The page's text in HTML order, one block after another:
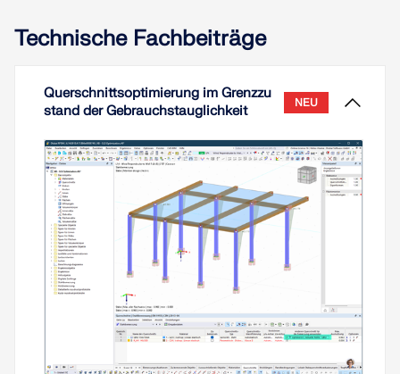
Technische Fachbeiträge
Querschnittsoptimierung im Grenzzu
stand der Gebrauchstauglichkeit
NEU